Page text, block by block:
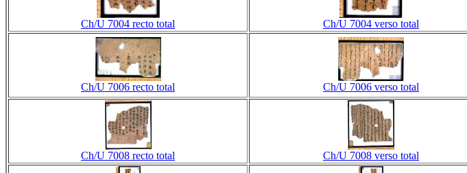
Ch/U 7004 recto total Ch/U 7004 verso total
Ch/U 7006 recto total Ch/U 7006 verso total
Ch/U 7008 recto total Ch/U 7008 verso total